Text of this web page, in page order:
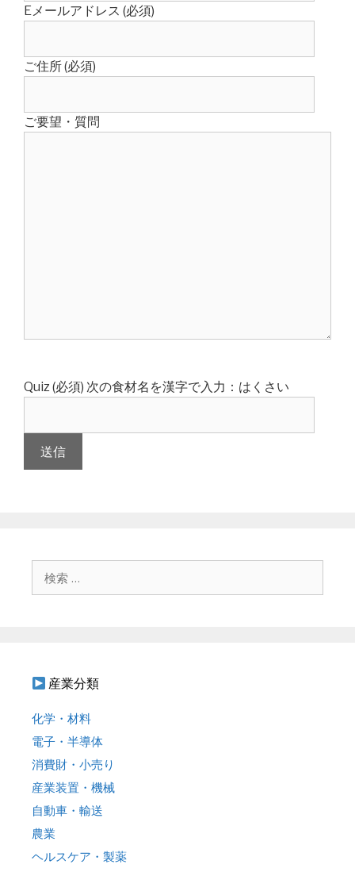
Eメールアドレス (必須)
ご住所 (必須)
ご要望・質問
Quiz (必須) 次の食材名を漢字で入力：はくさい
産業分類
化学・材料
電子・半導体
消費財・小売り
産業装置・機械
自動車・輸送
農業
ヘルスケア・製薬